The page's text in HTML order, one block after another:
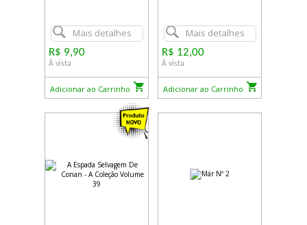
Mais detalhes
R$ 9,90
À vista
Adicionar ao Carrinho
Mais detalhes
R$ 12,00
À vista
Adicionar ao Carrinho